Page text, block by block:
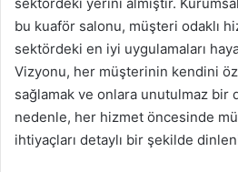
bu kuaför salonu, müşteri odaklı
sektördeki en iyi uygulamaları
Vizyonu, her müşterinin kendini
sağlamak ve onlara unutulmaz bir
nedenle, her hizmet öncesinde
ihtiyaçları detaylı bir şekilde